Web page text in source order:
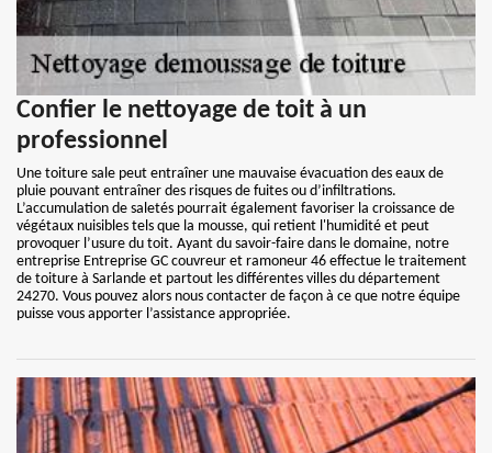
Confier le nettoyage de toit à un
professionnel
Une toiture sale peut entraîner une mauvaise évacuation des eaux de
pluie pouvant entraîner des risques de fuites ou d’infiltrations.
L’accumulation de saletés pourrait également favoriser la croissance de
végétaux nuisibles tels que la mousse, qui retient l'humidité et peut
provoquer l’usure du toit. Ayant du savoir-faire dans le domaine, notre
entreprise Entreprise GC couvreur et ramoneur 46 effectue le traitement
de toiture à Sarlande et partout les différentes villes du département
24270. Vous pouvez alors nous contacter de façon à ce que notre équipe
puisse vous apporter l’assistance appropriée.